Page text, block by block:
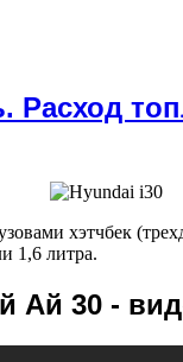
Расход
хэтчбек
1,6 литра.
Ай 30 -